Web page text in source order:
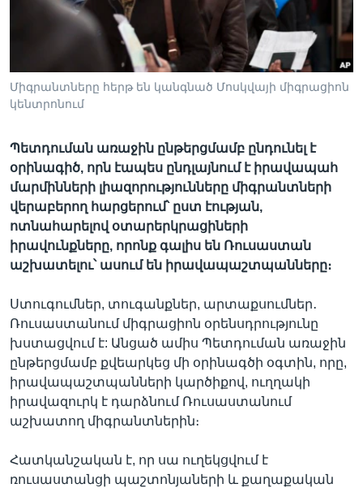
Միգրանտները հերթ են կանգնած Մոսկվայի միգրացիոն
կենտրոնում
Պետդուման առաջին ընթերցմամբ ընդունել է
օրինագիծ, որն էապես ընդլայնում է իրավապահ
մարմինների լիազորությունները միգրանտների
վերաբերող հարցերում՝ ըստ էության,
ոտնահարելով օտարերկրացիների
իրավունքները, որոնք գալիս են Ռուսաստան
աշխատելու՝ ասում են իրավապաշտպանները։
Ստուգումներ, տուգանքներ, արտաքսումներ․
Ռուսաստանում միգրացիոն օրենսդրությունը
խստացվում է: Անցած ամիս Պետդուման առաջին
ընթերցմամբ քվեարկեց մի օրինագծի օգտին, որը,
իրավապաշտպանների կարծիքով, ուղղակի
իրավազուրկ է դարձնում Ռուսաստանում
աշխատող միգրանտներին։
Հատկանշական է, որ սա ուղեկցվում է
ռուսաստանցի պաշտոնյաների և քաղաքական